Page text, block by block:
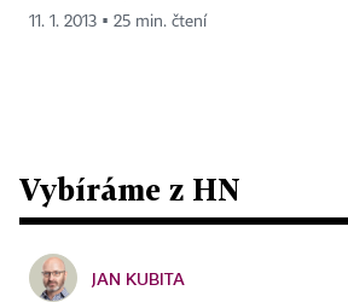
11. 1. 2013 ▪ 25 min. čtení
Vybíráme z HN
JAN KUBITA